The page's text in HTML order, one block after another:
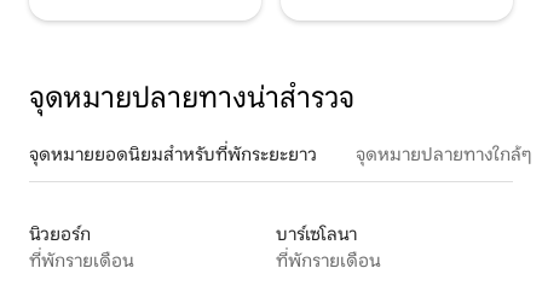
จุดหมายปลายทางน่าสำรวจ
จุดหมายยอดนิยมสำหรับที่พักระยะยาว จุดหมายปลายทางใกล้ๆ
นิวยอร์ก
ที่พักรายเดือน
บาร์เซโลนา
ที่พักรายเดือน